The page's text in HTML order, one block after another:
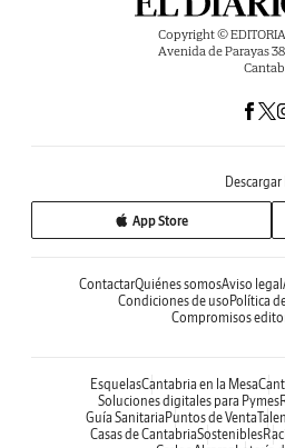
Copyright ©
Avenida de Parayas
Descargar
App Store
ContactarQuiénes somosAviso legal
Condiciones de uso Política
Compromisos
EsquelasCantabria en la Mesa
Soluciones digitales para Pymes
Guía Sanitaria Puntos de Venta
Casas de CantabriaSostenibles